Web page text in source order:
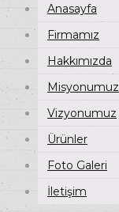
Anasayfa
Firmamız
Hakkımızda
Misyonumuz
Vizyonumuz
Ürünler
Foto Galeri
İletişim